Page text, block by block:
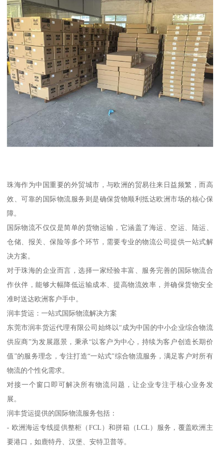
珠海作为中国重要的外贸城市，与欧洲的贸易往来日益频繁，而高
效、可靠的国际物流服务则是确保货物顺利抵达欧洲市场的核心保
障。
国际物流不仅仅是简单的货物运输，它涵盖了海运、空运、陆运、
仓储、报关、保险等多个环节，需要专业的物流公司提供一站式解
决方案。
对于珠海的企业而言，选择一家经验丰富、服务完善的国际物流合
作伙伴，能够大幅降低运输成本、提高物流效率，并确保货物安全
准时送达欧洲客户手中。
润丰货运：一站式国际物流解决方案
东莞市润丰货运代理有限公司始终以“成为中国的中小企业综合物流
供应商”为发展愿景，秉承“以客户为中心，持续为客户创造长期价
值”的服务理念，专注打造“一站式”综合物流服务，满足客户对所有
物流的个性化需求。
对接一个窗口即可解决所有物流问题，让企业专注于核心业务发
展。
润丰货运提供的国际物流服务包括：
- 欧洲海运专线提供整柜（FCL）和拼箱（LCL）服务，覆盖欧洲主
要港口，如鹿特丹、汉堡、安特卫普等。